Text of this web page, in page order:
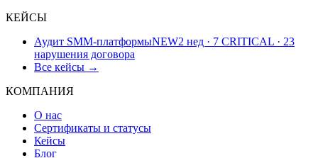
КЕЙСЫ
Аудит SMM-платформыNEW2 нед · 7 CRITICAL · 23
нарушения договора
Все кейсы →
КОМПАНИЯ
О нас
Сертификаты и статусы
Кейсы
Блог